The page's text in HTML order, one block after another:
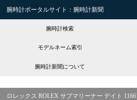
腕時計ポータルサイト：腕時計新聞
腕時計検索
モデルネーム索引
腕時計新聞について
ロレックス ROLEX サブマリーナー デイト